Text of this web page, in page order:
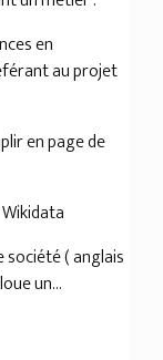
en
au projet
en page de
( anglais
un...